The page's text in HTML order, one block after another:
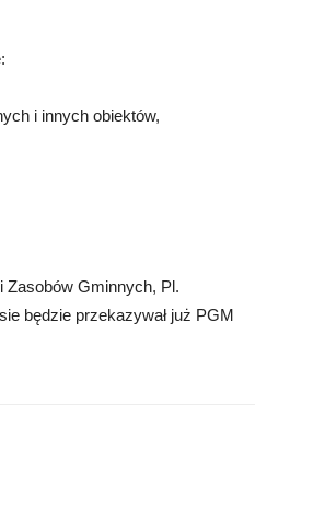
i innych obiektów,
Zasobów Gminnych, Pl.
będzie przekazywał już PGM